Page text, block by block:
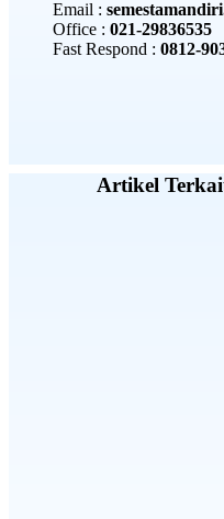
Email :
Office : 021-29836535
Fast Respond : 0812-
Artikel